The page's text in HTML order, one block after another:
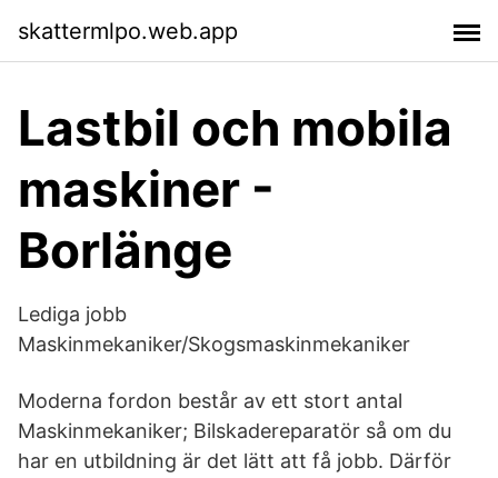
skattermlpo.web.app
Lastbil och mobila
maskiner -
Borlänge
Lediga jobb
Maskinmekaniker/Skogsmaskinmekaniker
Moderna fordon består av ett stort antal
Maskinmekaniker; Bilskadereparatör så om du
har en utbildning är det lätt att få jobb. Därför